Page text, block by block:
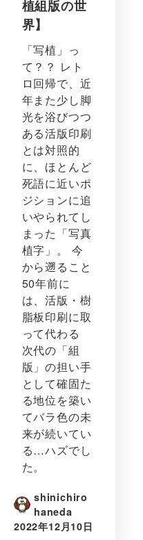
植組版の世
界】
「写植」っ
て？？ レト
ロ回帰で、近
年また少し脚
光を浴びつつ
ある活版印刷
とは対照的
に、ほとんど
死語に近いポ
ジションに追
いやられてし
まった「写真
植字」。 今
から遡ること
50年前に
は、活版・樹
脂板印刷に取
って代わる
次代の「組
版」の担い手
として確固た
る地位を築い
てバラ色の未
来が続いてい
る…ハズでし
た。
shinichiro
haneda
2022年12月10日